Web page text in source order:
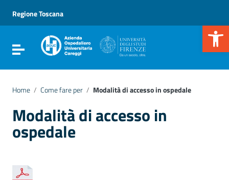
Vai al menu di navigazione
Vai al footer
Regione Toscana
Attiva / disattiva la navigazione
Home / Come fare per / Modalità di accesso in ospedale
Modalità di accesso in
ospedale